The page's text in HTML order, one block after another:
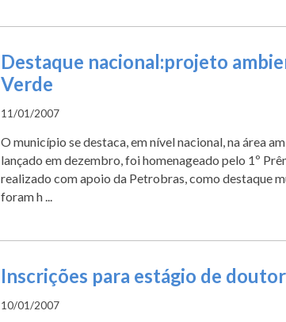
Destaque nacional:projeto
Verde
11/01/2007
O município se destaca, em nível nacional, na área
lançado em dezembro, foi homenageado pelo 1º
realizado com apoio da Petrobras, como destaque
foram h ...
Inscrições para estágio de
10/01/2007